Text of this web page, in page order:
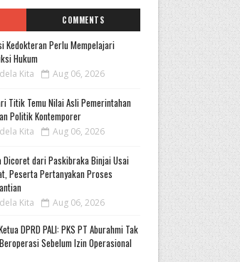
COMMENTS
Kedokteran Perlu Mempelajari
Hukum
Kita Aug 06, 2026
Titik Temu Nilai Asli Pemerintahan
Politik Kontemporer
Kita Aug 06, 2026
Dicoret dari Paskibraka Binjai Usai
Peserta Pertanyakan Proses
Kita Aug 06, 2026
DPRD PALI: PKS PT Aburahmi Tak
Sebelum Izin Operasional